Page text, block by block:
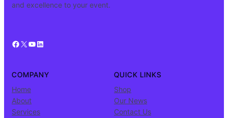
and excellence to your event.
Facebook X YouTube LinkedIn
COMPANY
Home
About
Services
QUICK LINKS
Shop
Our News
Contact Us